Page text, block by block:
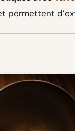
permettent